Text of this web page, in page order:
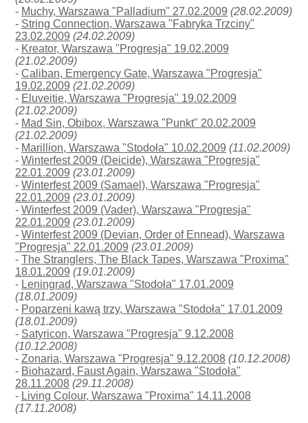
- Muchy, Warszawa "Palladium" 27.02.2009 (28.02.2009)
- String Connection, Warszawa "Fabryka Trzciny"
23.02.2009 (24.02.2009)
- Kreator, Warszawa "Progresja" 19.02.2009
(21.02.2009)
-Caliban, Emergency Gate, Warszawa "Progresja"
19.02.2009 (21.02.2009)
- Eluveitie, Warszawa "Progresja" 19.02.2009
(21.02.2009)
- Mad Sin, Obibox, Warszawa "Punkt" 20.02.2009
(21.02.2009)
- Marillion, Warszawa "Stodoła" 10.02.2009 (11.02.2009)
-Winterfest 2009 (Deicide), Warszawa "Progresja"
22.01.2009 (23.01.2009)
-Winterfest 2009 (Samael), Warszawa "Progresja"
22.01.2009 (23.01.2009)
-Winterfest 2009 (Vader), Warszawa "Progresja"
22.01.2009 (23.01.2009)
-Winterfest 2009 (Devian, Order of Ennead), Warszawa
"Progresja" 22.01.2009 (23.01.2009)
-The Stranglers, The Black Tapes, Warszawa "Proxima"
18.01.2009 (19.01.2009)
- Leningrad, Warszawa "Stodoła" 17.01.2009
(18.01.2009)
- Poparzeni kawą trzy, Warszawa "Stodoła" 17.01.2009
(18.01.2009)
- Satyricon, Warszawa "Progresja" 9.12.2008
(10.12.2008)
-Zonaria, Warszawa "Progresja" 9.12.2008 (10.12.2008)
- Biohazard, Faust Again, Warszawa "Stodoła"
28.11.2008 (29.11.2008)
- Living Colour, Warszawa "Proxima" 14.11.2008
(17.11.2008)